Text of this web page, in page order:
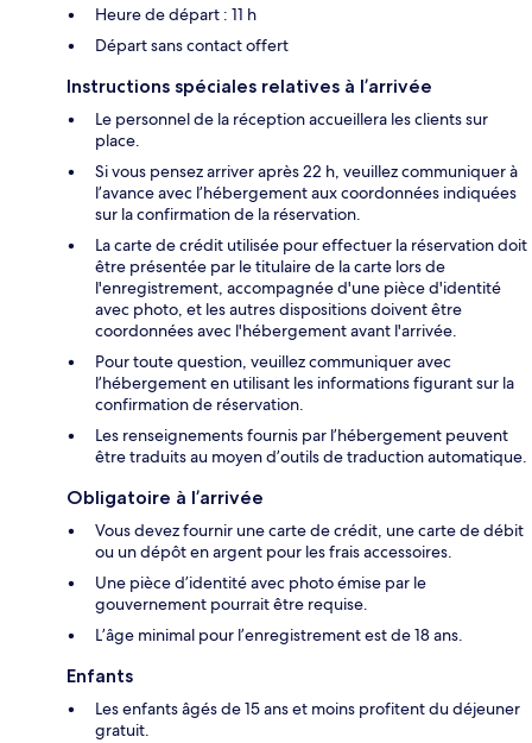
Heure de départ : 11 h
Départ sans contact offert
Instructions spéciales relatives à l’arrivée
Le personnel de la réception accueillera les clients sur
place.
Si vous pensez arriver après 22 h, veuillez communiquer à
l’avance avec l’hébergement aux coordonnées indiquées
sur la confirmation de la réservation.
La carte de crédit utilisée pour effectuer la réservation doit
être présentée par le titulaire de la carte lors de
l'enregistrement, accompagnée d'une pièce d'identité
avec photo, et les autres dispositions doivent être
coordonnées avec l'hébergement avant l'arrivée.
Pour toute question, veuillez communiquer avec
l’hébergement en utilisant les informations figurant sur la
confirmation de réservation.
Les renseignements fournis par l’hébergement peuvent
être traduits au moyen d’outils de traduction automatique.
Obligatoire à l’arrivée
Vous devez fournir une carte de crédit, une carte de débit
ou un dépôt en argent pour les frais accessoires.
Une pièce d’identité avec photo émise par le
gouvernement pourrait être requise.
L’âge minimal pour l’enregistrement est de 18 ans.
Enfants
Les enfants âgés de 15 ans et moins profitent du déjeuner
gratuit.